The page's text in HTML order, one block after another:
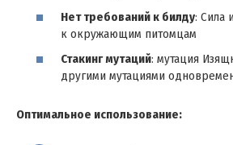
Нет требований к билду: Сила
к окружающим питомцам
Стакинг мутаций: мутация
другими мутациями
Оптимальное использование: